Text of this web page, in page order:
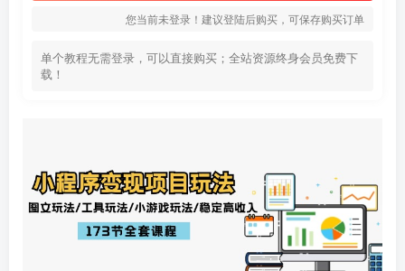
您当前未登录！建议登陆后购买，可保存购买订单
单个教程无需登录，可以直接购买；全站资源终身会员免费下
载！